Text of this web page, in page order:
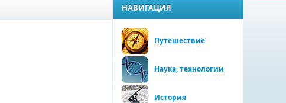
НАВИГАЦИЯ
Путешествие
Наука, технологии
История